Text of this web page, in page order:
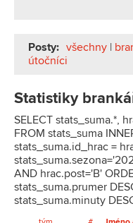
Posty: všechny |
útočníci
Statistiky
SELECT stats_suma.*,
FROM stats_suma
stats_suma.id_hrac =
AND hrac.post='B'
stats_suma.prumer
stats_suma.minuty